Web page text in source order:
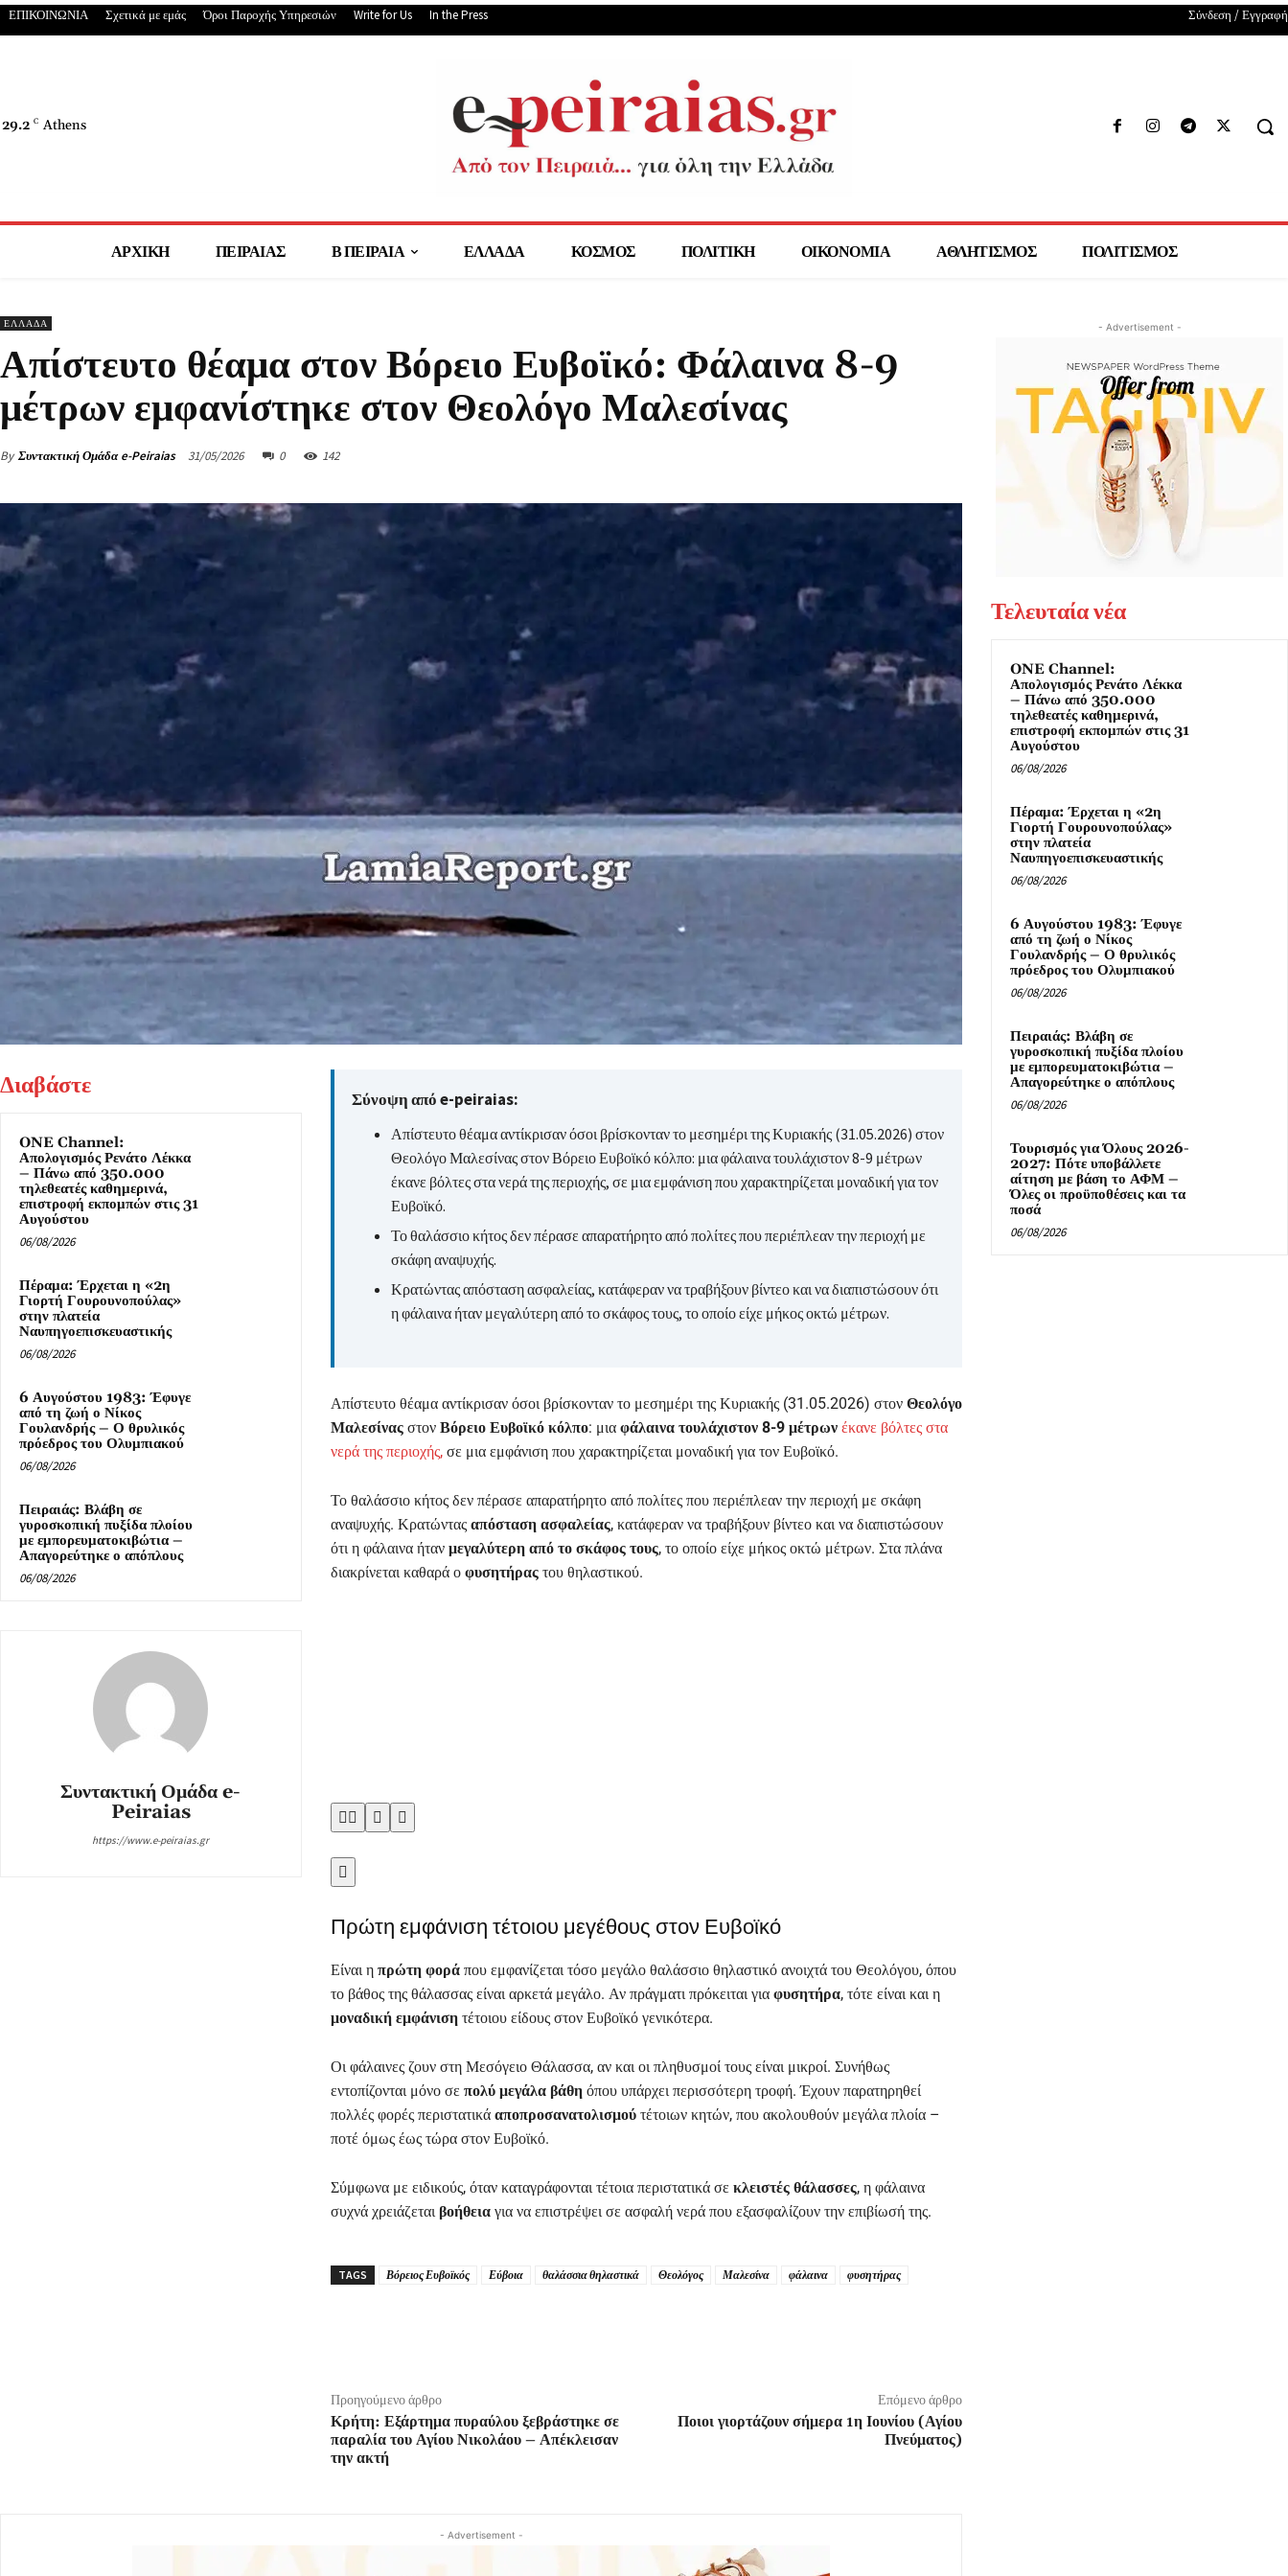
ΕΠΙΚΟΙΝΩΝΙΑ Σχετικά με εμάς Όροι Παροχής Υπηρεσιών Write for Us In the Press Σύνδεση / Εγγραφή
29.2 C Athens
ΑΡΧΙΚΗ ΠΕΙΡΑΙΑΣ Β ΠΕΙΡΑΙΑ ΕΛΛΑΔΑ ΚΟΣΜΟΣ ΠΟΛΙΤΙΚΗ ΟΙΚΟΝΟΜΙΑ ΑΘΛΗΤΙΣΜΟΣ ΠΟΛΙΤΙΣΜΟΣ
ΕΛΛΑΔΑ
Απίστευτο θέαμα στον Βόρειο Ευβοϊκό: Φάλαινα 8-9
μέτρων εμφανίστηκε στον Θεολόγο Μαλεσίνας
By Συντακτική Ομάδα e-Peiraias 31/05/2026 0 142
Διαβάστε
ONE Channel:
Απολογισμός Ρενάτο Λέκκα
– Πάνω από 350.000
τηλεθεατές καθημερινά,
επιστροφή εκπομπών στις 31
Αυγούστου
06/08/2026
Πέραμα: Έρχεται η «2η
Γιορτή Γουρουνοπούλας»
στην πλατεία
Ναυπηγοεπισκευαστικής
06/08/2026
6 Αυγούστου 1983: Έφυγε
από τη ζωή ο Νίκος
Γουλανδρής – Ο θρυλικός
πρόεδρος του Ολυμπιακού
06/08/2026
Πειραιάς: Βλάβη σε
γυροσκοπική πυξίδα πλοίου
με εμπορευματοκιβώτια –
Απαγορεύτηκε ο απόπλους
06/08/2026
Συντακτική Ομάδα e-
Peiraias
https://www.e-peiraias.gr
Σύνοψη από e-peiraias:
Απίστευτο θέαμα αντίκρισαν όσοι βρίσκονταν το μεσημέρι της Κυριακής (31.05.2026) στον
Θεολόγο Μαλεσίνας στον Βόρειο Ευβοϊκό κόλπο: μια φάλαινα τουλάχιστον 8-9 μέτρων
έκανε βόλτες στα νερά της περιοχής, σε μια εμφάνιση που χαρακτηρίζεται μοναδική για τον
Ευβοϊκό.
Το θαλάσσιο κήτος δεν πέρασε απαρατήρητο από πολίτες που περιέπλεαν την περιοχή με
σκάφη αναψυχής.
Κρατώντας απόσταση ασφαλείας, κατάφεραν να τραβήξουν βίντεο και να διαπιστώσουν ότι
η φάλαινα ήταν μεγαλύτερη από το σκάφος τους, το οποίο είχε μήκος οκτώ μέτρων.
Απίστευτο θέαμα αντίκρισαν όσοι βρίσκονταν το μεσημέρι της Κυριακής (31.05.2026) στον Θεολόγο
Μαλεσίναςστον Βόρειο Ευβοϊκό κόλπο: μια φάλαινα τουλάχιστον 8-9 μέτρων έκανε βόλτες στα
νερά της περιοχής,σε μια εμφάνιση που χαρακτηρίζεται μοναδική για τον Ευβοϊκό.
Το θαλάσσιο κήτος δεν πέρασε απαρατήρητο από πολίτες που περιέπλεαν την περιοχή με σκάφη
αναψυχής. Κρατώντας απόσταση ασφαλείας, κατάφεραν να τραβήξουν βίντεο και να διαπιστώσουν
ότι η φάλαινα ήταν μεγαλύτερη από το σκάφος τους, το οποίο είχε μήκος οκτώ μέτρων. Στα πλάνα
διακρίνεται καθαρά ο φυσητήραςτου θηλαστικού.
   

Πρώτη εμφάνιση τέτοιου μεγέθους στον Ευβοϊκό
Είναι η πρώτη φοράπου εμφανίζεται τόσο μεγάλο θαλάσσιο θηλαστικό ανοιχτά του Θεολόγου, όπου
το βάθος της θάλασσας είναι αρκετά μεγάλο. Αν πράγματι πρόκειται για φυσητήρα, τότε είναι και η
μοναδική εμφάνισητέτοιου είδους στον Ευβοϊκό γενικότερα.
Οι φάλαινες ζουν στη Μεσόγειο Θάλασσα, αν και οι πληθυσμοί τους είναι μικροί. Συνήθως
εντοπίζονται μόνο σε πολύ μεγάλα βάθηόπου υπάρχει περισσότερη τροφή. Έχουν παρατηρηθεί
πολλές φορές περιστατικά αποπροσανατολισμούτέτοιων κητών, που ακολουθούν μεγάλα πλοία –
ποτέ όμως έως τώρα στον Ευβοϊκό.
Σύμφωνα με ειδικούς, όταν καταγράφονται τέτοια περιστατικά σε κλειστές θάλασσες, η φάλαινα
συχνά χρειάζεται βοήθειαγια να επιστρέψει σε ασφαλή νερά που εξασφαλίζουν την επιβίωσή της.
TAGS Βόρειος Ευβοϊκός Εύβοια θαλάσσια θηλαστικά Θεολόγος Μαλεσίνα φάλαινα φυσητήρας
Προηγούμενο άρθρο
Κρήτη: Εξάρτημα πυραύλου ξεβράστηκε σε
παραλία του Αγίου Νικολάου – Απέκλεισαν
την ακτή
Επόμενο άρθρο
Ποιοι γιορτάζουν σήμερα 1η Ιουνίου (Αγίου
Πνεύματος)
- Advertisement -
- Advertisement -
Τελευταία νέα
ONE Channel:
Απολογισμός Ρενάτο Λέκκα
– Πάνω από 350.000
τηλεθεατές καθημερινά,
επιστροφή εκπομπών στις 31
Αυγούστου
06/08/2026
Πέραμα: Έρχεται η «2η
Γιορτή Γουρουνοπούλας»
στην πλατεία
Ναυπηγοεπισκευαστικής
06/08/2026
6 Αυγούστου 1983: Έφυγε
από τη ζωή ο Νίκος
Γουλανδρής – Ο θρυλικός
πρόεδρος του Ολυμπιακού
06/08/2026
Πειραιάς: Βλάβη σε
γυροσκοπική πυξίδα πλοίου
με εμπορευματοκιβώτια –
Απαγορεύτηκε ο απόπλους
06/08/2026
Τουρισμός για Όλους 2026-
2027: Πότε υποβάλλετε
αίτηση με βάση το ΑΦΜ –
Όλες οι προϋποθέσεις και τα
ποσά
06/08/2026